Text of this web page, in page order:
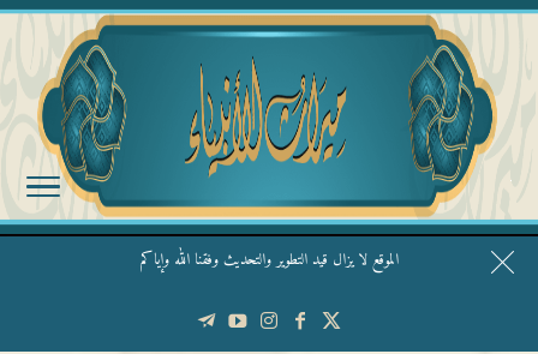
الموقع لا يزال قيد التطوير والتحديث وفقنا الله وإياكم
قال الشيخ ربيع وفقه الله: نحن ليس عندنا تقديس الأشخاص